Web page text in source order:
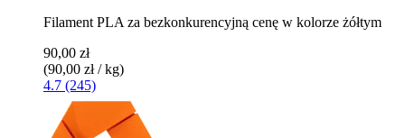
Filament PLA za bezkonkurencyjną cenę w kolorze żółtym
90,00 zł
(90,00 zł / kg)
4.7 (245)